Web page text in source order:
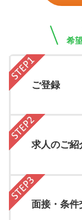
希
ご登録
求人のご紹
面接・条件